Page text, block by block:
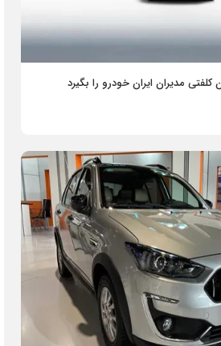
مدیران ایران خودرو را بگیرد